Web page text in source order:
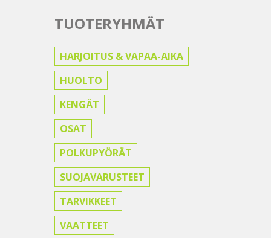
TUOTERYHMÄT
HARJOITUS & VAPAA-AIKA
HUOLTO
KENGÄT
OSAT
POLKUPYÖRÄT
SUOJAVARUSTEET
TARVIKKEET
VAATTEET